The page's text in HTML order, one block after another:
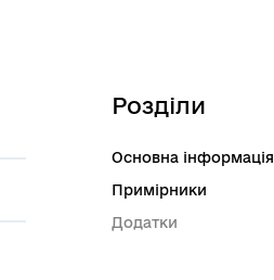
Розділи
Основна інформація
Примірники
Додатки